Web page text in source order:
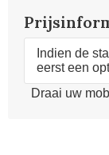
Indien de
eerst een
Draai uw